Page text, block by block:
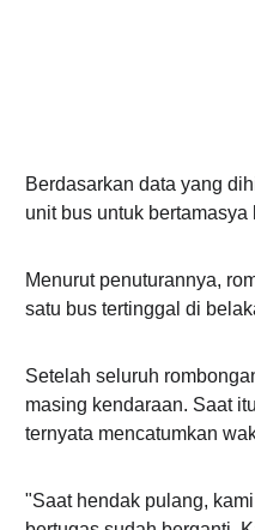
Berdasarkan data yang
unit bus untuk
Menurut penuturannya,
satu bus tertinggal di
Setelah seluruh
masing kendaraan. Saat
ternyata mencatumkan
"Saat hendak pulang,